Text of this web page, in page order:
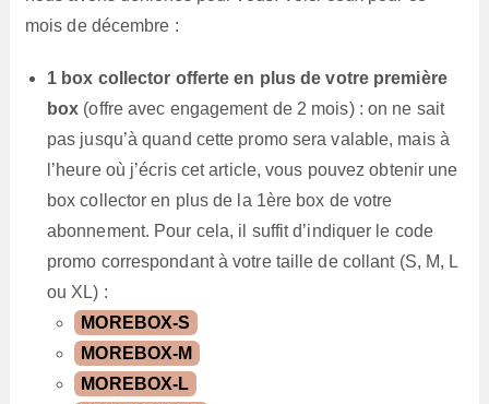
mois de décembre :
1 box collector offerte en plus de votre première
box (offre avec engagement de 2 mois) : on ne sait
pas jusqu’à quand cette promo sera valable, mais à
l’heure où j’écris cet article, vous pouvez obtenir une
box collector en plus de la 1ère box de votre
abonnement. Pour cela, il suffit d’indiquer le code
promo correspondant à votre taille de collant (S, M, L
ou XL) :
MOREBOX-S
MOREBOX-M
MOREBOX-L